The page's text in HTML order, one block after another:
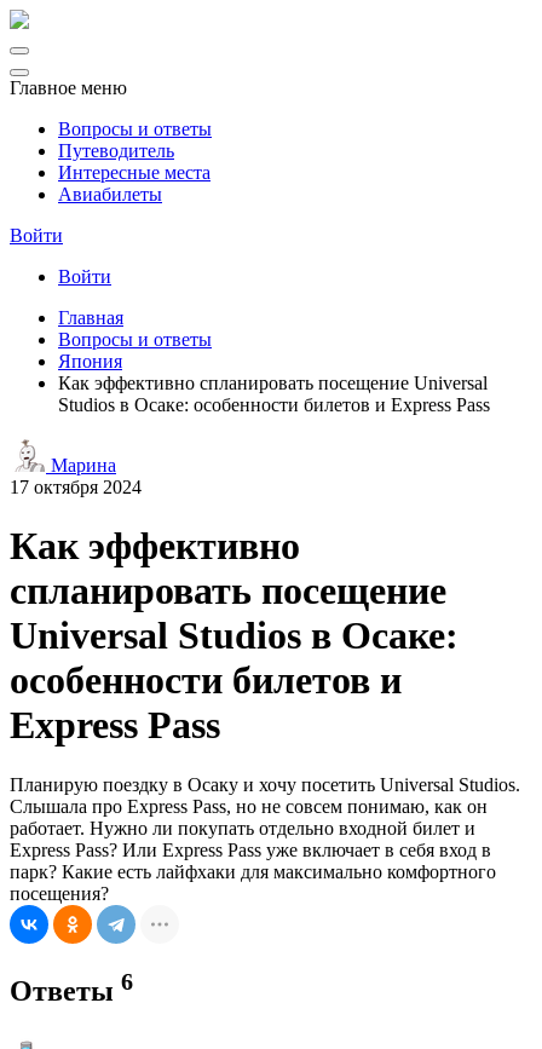
Главное меню
Вопросы и ответы
Путеводитель
Интересные места
Авиабилеты
Войти
Войти
Главная
Вопросы и ответы
Япония
Как эффективно спланировать посещение Universal
Studios в Осаке: особенности билетов и Express Pass
Марина
17 октября 2024
Как эффективно
спланировать посещение
Universal Studios в Осаке:
особенности билетов и
Express Pass
Планирую поездку в Осаку и хочу посетить Universal Studios.
Слышала про Express Pass, но не совсем понимаю, как он
работает. Нужно ли покупать отдельно входной билет и
Express Pass? Или Express Pass уже включает в себя вход в
парк? Какие есть лайфхаки для максимально комфортного
посещения?
Ответы 6